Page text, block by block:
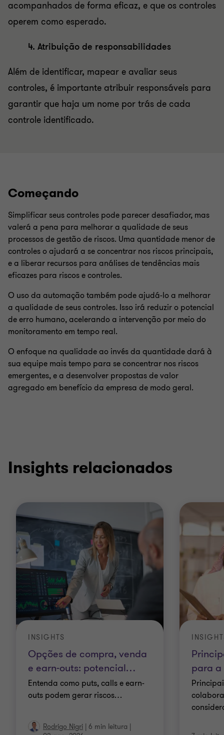
acompanhados de forma eficaz, e que os controles
operem como esperado.
4. Atribuição de responsabilidades
Além de identificar, mapear e avaliar seus
controles, é importante atribuir responsáveis para
garantir que haja um nome por trás de cada
controle identificado.
Começando
Simplificar seus controles pode parecer desafiador, mas
valerá a pena para melhorar a qualidade de seus
processos de gestão de riscos. Uma quantidade menor de
controles o ajudará a se concentrar nos riscos principais,
e a liberar recursos para análises de tendências mais
eficazes para riscos e controles.
O uso da automação também pode ajudá-lo a melhorar
a qualidade de seus controles. Isso irá reduzir o potencial
de erro humano, acelerando a intervenção por meio do
monitoramento em tempo real.
O enfoque na qualidade ao invés da quantidade dará à
sua equipe mais tempo para se concentrar nos riscos
emergentes, e a desenvolver propostas de valor
agregado em benefício da empresa de modo geral.
Insights relacionados
Opções de compra, venda
e earn-outs: potencial…
INSIGHTS
Entenda como puts, calls e earn-
outs podem gerar riscos…
Rodrigo Nigri | 6 min leitura |
para